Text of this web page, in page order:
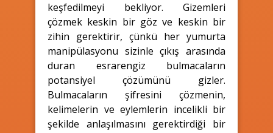
keşfedilmeyi bekliyor. Gizemleri
çözmek keskin bir göz ve keskin bir
zihin gerektirir, çünkü her yumurta
manipülasyonu sizinle çıkış arasında
duran esrarengiz bulmacaların
potansiyel çözümünü gizler.
Bulmacaların şifresini çözmenin,
kelimelerin ve eylemlerin incelikli bir
şekilde anlaşılmasını gerektirdiği bir